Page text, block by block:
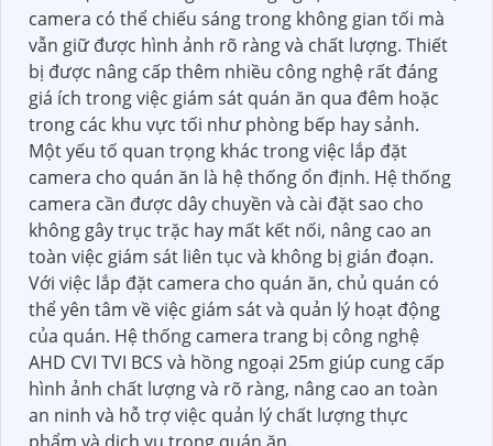
camera có thể chiếu sáng trong không gian tối mà
vẫn giữ được hình ảnh rõ ràng và chất lượng. Thiết
bị được nâng cấp thêm nhiều công nghệ rất đáng
giá ích trong việc giám sát quán ăn qua đêm hoặc
trong các khu vực tối như phòng bếp hay sảnh.
Một yếu tố quan trọng khác trong việc lắp đặt
camera cho quán ăn là hệ thống ổn định. Hệ thống
camera cần được dây chuyền và cài đặt sao cho
không gây trục trặc hay mất kết nối, nâng cao an
toàn việc giám sát liên tục và không bị gián đoạn.
Với việc lắp đặt camera cho quán ăn, chủ quán có
thể yên tâm về việc giám sát và quản lý hoạt động
của quán. Hệ thống camera trang bị công nghệ
AHD CVI TVI BCS và hồng ngoại 25m giúp cung cấp
hình ảnh chất lượng và rõ ràng, nâng cao an toàn
an ninh và hỗ trợ việc quản lý chất lượng thực